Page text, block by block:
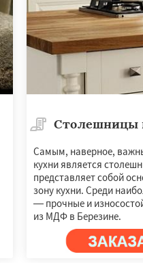
Столешницы
Самым, наверное,
кухни является
представляет собой
зону кухни. Среди
— прочные и
из МДФ в Березине.